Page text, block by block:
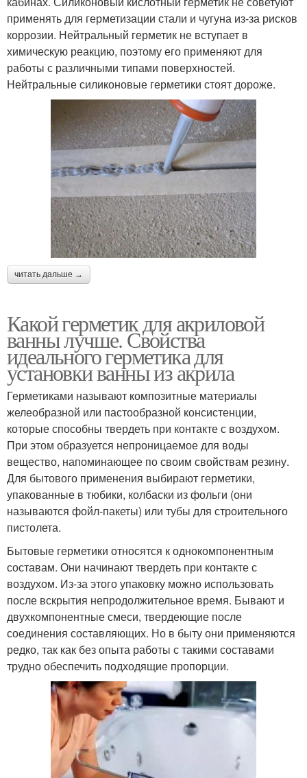
применять для герметизации стали и чугуна из-за рисков
коррозии. Нейтральный герметик не вступает в
химическую реакцию, поэтому его применяют для
работы с различными типами поверхностей.
Нейтральные силиконовые герметики стоят дороже.
читать дальше →
Какой герметик для акриловой
ванны лучше. Свойства
идеального герметика для
установки ванны из акрила
Герметиками называют композитные материалы
желеобразной или пастообразной консистенции,
которые способны твердеть при контакте с воздухом.
При этом образуется непроницаемое для воды
вещество, напоминающее по своим свойствам резину.
Для бытового применения выбирают герметики,
упакованные в тюбики, колбаски из фольги (они
называются фойл-пакеты) или тубы для строительного
пистолета.
Бытовые герметики относятся к однокомпонентным
составам. Они начинают твердеть при контакте с
воздухом. Из-за этого упаковку можно использовать
после вскрытия непродолжительное время. Бывают и
двухкомпонентные смеси, твердеющие после
соединения составляющих. Но в быту они применяются
редко, так как без опыта работы с такими составами
трудно обеспечить подходящие пропорции.